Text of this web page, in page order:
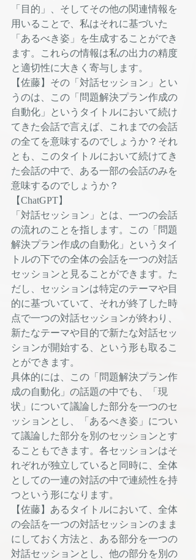
「目的」、そしてその他の関連情報を
用いることで、私はそれに基づいた
「あるべき姿」を生成することができ
ます。これらの情報は私の出力の精度
と適切性に大きく寄与します。
【佐藤】その「対話セッション」とい
うのは、この「問題解決プラン作成の
自動化」というタイトルにおいて続け
てきた会話で言えば、これまでの会話
の全てを意味するのでしょうか？それ
とも、このタイトルにおいて続けてき
た会話の中で、ある一部の会話のみを
意味するのでしょうか？
【ChatGPT】
「対話セッション」とは、一つの会話
の流れのことを指します。この「問題
解決プラン作成の自動化」というタイ
トルの下での全体の会話を一つの対話
セッションと見ることができます。た
だし、セッションは特定のテーマや目
的に基づいていて、それが終了した時
点で一つの対話セッションが終わり、
新たなテーマや目的で新たな対話セッ
ションが開始する、という形も取るこ
とができます。
具体的には、この「問題解決プラン作
成の自動化」の話題の中でも、「現
状」について議論した部分を一つのセ
ッションとし、「あるべき姿」につい
て議論した部分を別のセッションとす
ることもできます。各セッションはそ
れぞれが独立していると同時に、全体
としての一連の対話の中で連続性を持
つという形になります。
【佐藤】あるタイトルにおいて、全体
の会話を一つの対話セッションのまま
にしておく方法と、ある部分を一つの
対話セッションとし、他の部分を別の